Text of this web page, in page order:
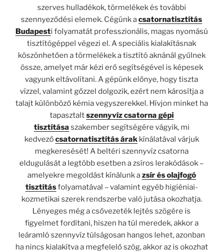
szerves hulladékok, törmelékek és további
szennyeződési elemek. Cégünk acsatornatisztítás
Budapesti folyamatát professzionális, magas nyomású
tisztítógéppel végezi el. A speciális kialakításnak
köszönhetően a törmelékek a tisztító aknánál gyűlnek
össze, amelyet már kézi erő segítségével is képesek
vagyunk eltávolítani. A gépünk előnye, hogy tiszta
vízzel, valamint gőzzel dolgozik, ezért nem károsítja a
talajt különböző kémia vegyszerekkel. Hívjon minket ha
tapasztaltszennyvíz csatorna gépi
tisztítása szakember segítségére vágyik, mi
kedvezőcsatornatisztítás árakkínálatával várjuk
megkeresését! A beltéri szennyvíz csatorna
eldugulását a legtöbb esetben a zsíros lerakódások –
amelyekre megoldást kínálunk azsír és olajfogó
tisztításfolyamatával – valamint egyéb higiéniai-
kozmetikai szerek rendszerbe való jutása okozhatja.
Lényeges még a csővezeték lejtés szögére is
figyelmet fordítani, hiszen ha túl meredek, akkor a
leáramló szennyvíz túlságosan hangos lehet, azonban
ha nincs kialakítva a megfelelő szög, akkor az is okozhat